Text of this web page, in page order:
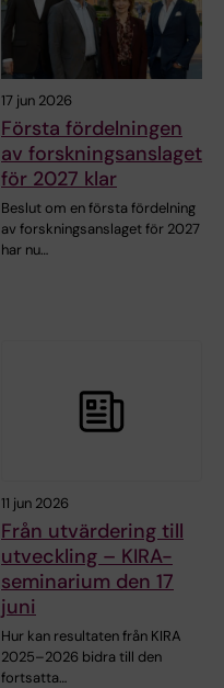
17 jun 2026
Första fördelningen
av forskningsanslaget
för 2027 klar
Beslut om en första fördelning
av forskningsanslaget för 2027
har nu…
11 jun 2026
Från utvärdering till
utveckling – KIRA-
seminarium den 17
juni
Hur kan resultaten från KIRA
2025–2026 bidra till den
fortsatta…